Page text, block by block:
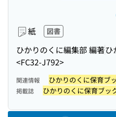
紙 図書
ひかりのくに編集部 編著ひ
<FC32-J792>
関連情報 ひかりのくに保育ブ
掲載誌 ひかりのくに保育ブッ